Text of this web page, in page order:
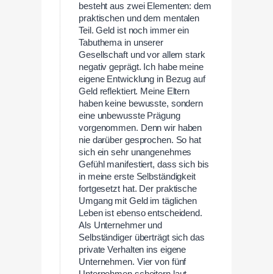
besteht aus zwei Elementen: dem
praktischen und dem mentalen
Teil. Geld ist noch immer ein
Tabuthema in unserer
Gesellschaft und vor allem stark
negativ geprägt. Ich habe meine
eigene Entwicklung in Bezug auf
Geld reflektiert. Meine Eltern
haben keine bewusste, sondern
eine unbewusste Prägung
vorgenommen. Denn wir haben
nie darüber gesprochen. So hat
sich ein sehr unangenehmes
Gefühl manifestiert, dass sich bis
in meine erste Selbständigkeit
fortgesetzt hat. Der praktische
Umgang mit Geld im täglichen
Leben ist ebenso entscheidend.
Als Unternehmer und
Selbständiger überträgt sich das
private Verhalten ins eigene
Unternehmen. Vier von fünf